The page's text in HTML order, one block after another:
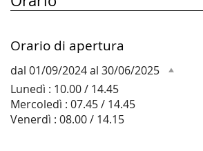
Orario di apertura
dal 01/09/2024 al 30/06/2025
Lunedì : 10.00 / 14.45
Mercoledì : 07.45 / 14.45
Venerdì : 08.00 / 14.15